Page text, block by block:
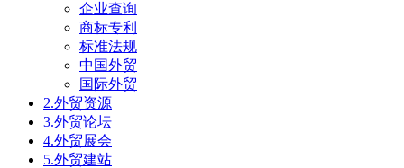
企业查询
商标专利
标准法规
中国外贸
国际外贸
2.外贸资源
3.外贸论坛
4.外贸展会
5.外贸建站